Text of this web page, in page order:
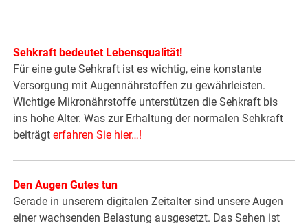
Sehkraft bedeutet Lebensqualität!
Für eine gute Sehkraft ist es wichtig, eine konstante
Versorgung mit Augennährstoffen zu gewährleisten.
Wichtige Mikronährstoffe unterstützen die Sehkraft bis
ins hohe Alter. Was zur Erhaltung der normalen Sehkraft
beiträgterfahren Sie hier…!
Den Augen Gutes tun
Gerade in unserem digitalen Zeitalter sind unsere Augen
einer wachsenden Belastung ausgesetzt. Das Sehen ist